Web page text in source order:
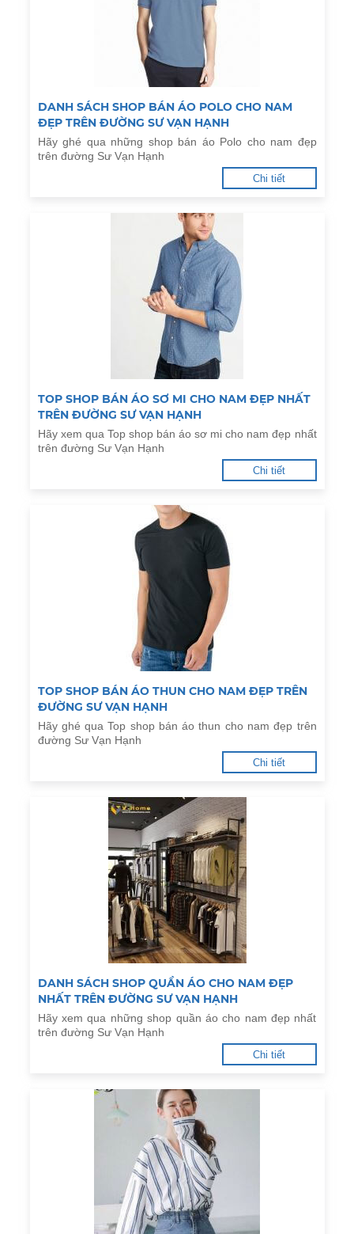
DANH SÁCH SHOP BÁN ÁO POLO CHO NAM
ĐẸP TRÊN ĐƯỜNG SƯ VẠN HẠNH
Hãy ghé qua những shop bán áo Polo cho nam đẹp
trên đường Sư Vạn Hạnh
Chi tiết
TOP SHOP BÁN ÁO SƠ MI CHO NAM ĐẸP NHẤT
TRÊN ĐƯỜNG SƯ VẠN HẠNH
Hãy xem qua Top shop bán áo sơ mi cho nam đẹp nhất
trên đường Sư Vạn Hạnh
Chi tiết
TOP SHOP BÁN ÁO THUN CHO NAM ĐẸP TRÊN
ĐƯỜNG SƯ VẠN HẠNH
Hãy ghé qua Top shop bán áo thun cho nam đẹp trên
đường Sư Vạn Hạnh
Chi tiết
DANH SÁCH SHOP QUẦN ÁO CHO NAM ĐẸP
NHẤT TRÊN ĐƯỜNG SƯ VẠN HẠNH
Hãy xem qua những shop quần áo cho nam đẹp nhất
trên đường Sư Vạn Hạnh
Chi tiết